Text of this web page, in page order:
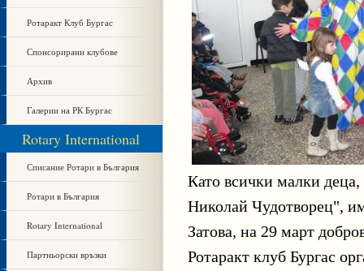
Ротаракт Клуб Бургас
Спонсорирани клубове
Архив
Галерии на РК Бургас
Rotary International
Списание Ротари в България
Ротари в България
Rotary International
Партньорски връзки
Като всички малки
Николай Чудотворец",
Затова, на 29 март
Ротаракт клуб Бургас